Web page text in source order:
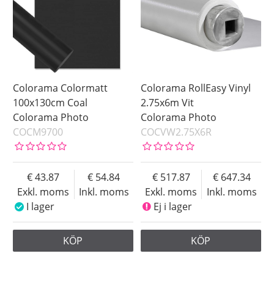
Colorama Colormatt
100x130cm Coal
Colorama Photo
COCM9700
Exkl. moms
43.87
Inkl. moms
54.84
I lager
KÖP
Colorama RollEasy Vinyl
2.75x6m Vit
Colorama Photo
COCVW2.75X6R
Exkl. moms
517.87
Inkl. moms
647.34
Ej i lager
KÖP